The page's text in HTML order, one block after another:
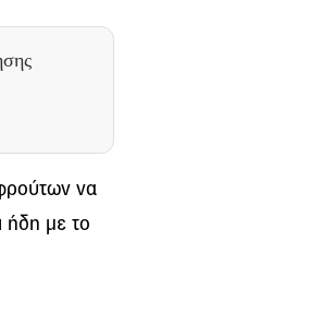
να
ήδη με το